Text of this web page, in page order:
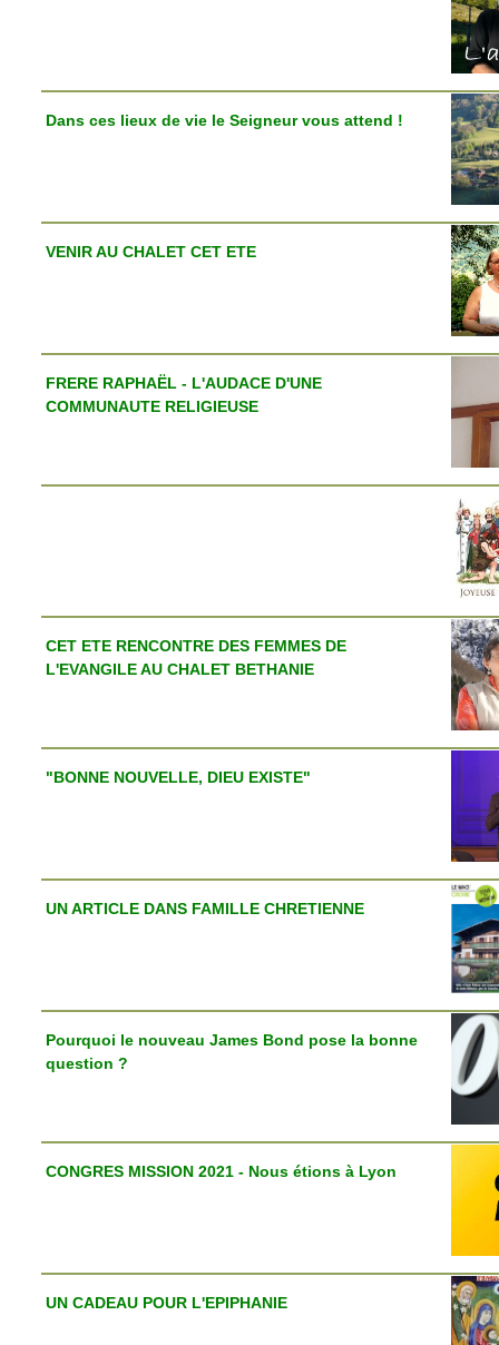
Dans ces lieux de vie le Seigneur vous attend !
VENIR AU CHALET CET ETE
FRERE RAPHAËL - L'AUDACE D'UNE
COMMUNAUTE RELIGIEUSE
CET ETE RENCONTRE DES FEMMES DE
L'EVANGILE AU CHALET BETHANIE
"BONNE NOUVELLE, DIEU EXISTE"
UN ARTICLE DANS FAMILLE CHRETIENNE
Pourquoi le nouveau James Bond pose la bonne
question ?
CONGRES MISSION 2021 - Nous étions à Lyon
UN CADEAU POUR L'EPIPHANIE